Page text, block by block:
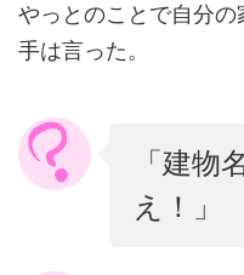
やっとのことで自分
手は言った。
「建物
え！」